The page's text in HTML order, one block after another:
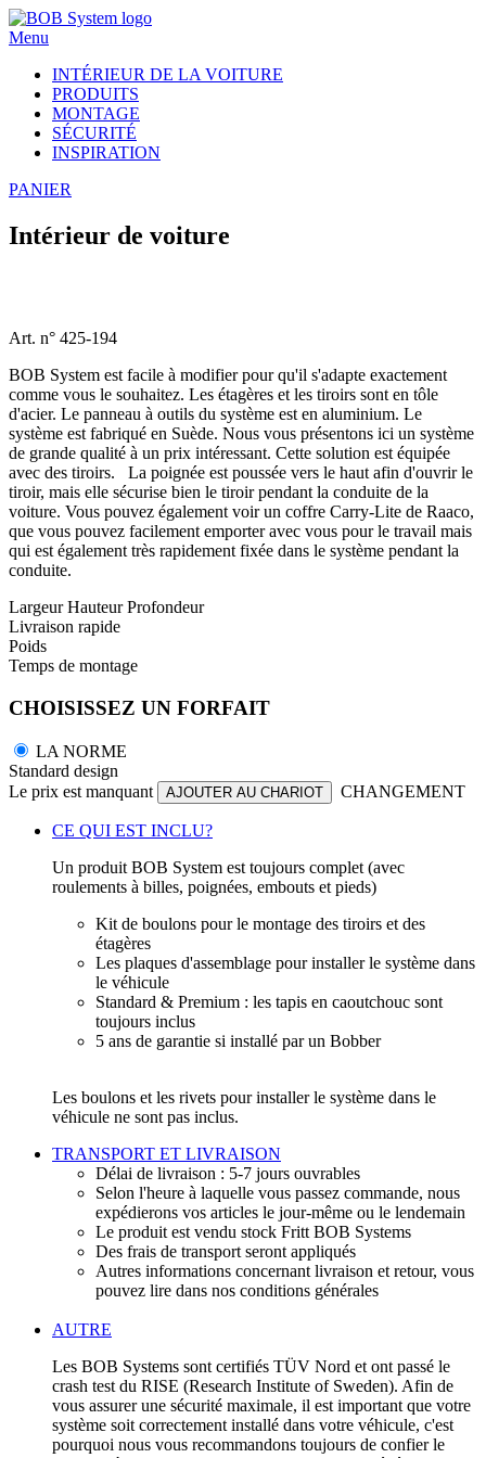
Menu
INTÉRIEUR DE LA VOITURE
PRODUITS
MONTAGE
SÉCURITÉ
INSPIRATION
PANIER
Intérieur de voiture
Art. n° 425-194
BOB System est facile à modifier pour qu'il s'adapte exactement
comme vous le souhaitez. Les étagères et les tiroirs sont en tôle
d'acier. Le panneau à outils du système est en aluminium. Le
système est fabriqué en Suède. Nous vous présentons ici un système
de grande qualité à un prix intéressant. Cette solution est équipée
avec des tiroirs. La poignée est poussée vers le haut afin d'ouvrir le
tiroir, mais elle sécurise bien le tiroir pendant la conduite de la
voiture. Vous pouvez également voir un coffre Carry-Lite de Raaco,
que vous pouvez facilement emporter avec vous pour le travail mais
qui est également très rapidement fixée dans le système pendant la
conduite.
LargeurHauteurProfondeur
Livraison rapide
Poids
Temps de montage
CHOISISSEZ UN FORFAIT
LA NORME
Standard design
Le prix est manquant
AJOUTER AU CHARIOT CHANGEMENT
CE QUI EST INCLU?
Un produit BOB System est toujours complet (avec
roulements à billes, poignées, embouts et pieds)
Kit de boulons pour le montage des tiroirs et des
étagères
Les plaques d'assemblage pour installer le système dans
le véhicule
Standard & Premium : les tapis en caoutchouc sont
toujours inclus
5 ans de garantie si installé par un Bobber
Les boulons et les rivets pour installer le système dans le
véhicule ne sont pas inclus.
TRANSPORT ET LIVRAISON
Délai de livraison : 5-7 jours ouvrables
Selon l'heure à laquelle vous passez commande, nous
expédierons vos articles le jour-même ou le lendemain
Le produit est vendu stock Fritt BOB Systems
Des frais de transport seront appliqués
Autres informations concernant livraison et retour, vous
pouvez lire dans nos conditions générales
AUTRE
Les BOB Systems sont certifiés TÜV Nord et ont passé le
crash test du RISE (Research Institute of Sweden). Afin de
vous assurer une sécurité maximale, il est important que votre
système soit correctement installé dans votre véhicule, c'est
pourquoi nous vous recommandons toujours de confier le